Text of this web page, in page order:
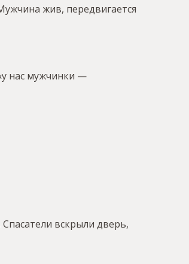
жив, передвигается
нас мужчинки —
вскрыли дверь,